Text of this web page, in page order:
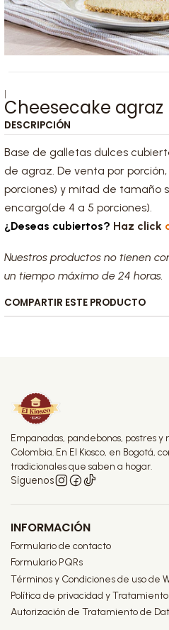
|
Cheesecake agraz
DESCRIPCIÓN
Base de galletas dulces
de agraz. De venta por
porciones) y mitad de tamaño
encargo(de 4 a 5 porciones).
¿Deseas cubiertos? Haz click
Nuestros productos no tienen
un tiempo máximo de 24 horas.
COMPARTIR ESTE PRODUCTO
Empanadas, pandebonos, postres y
Colombia. En El Kiosco, en Bogotá,
tradicionales que saben a hogar.
Síguenos
INFORMACIÓN
Formulario de contacto
Formulario PQRs
Términos y Condiciones de uso de
Política de privacidad y
Autorización de Tratamiento de